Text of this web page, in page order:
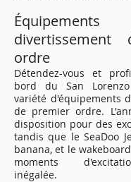
divertissement
ordre
Détendez-vous et
bord du San
variété d'équipements
de premier ordre.
disposition pour des
tandis que le SeaDoo
banana, et le
moments
inégalée.